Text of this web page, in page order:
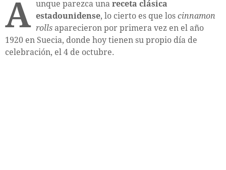
A unque parezca una receta clásica
estadounidense, lo cierto es que los cinnamon
rolls aparecieron por primera vez en el año
1920 en Suecia, donde hoy tienen su propio día de
celebración, el 4 de octubre.